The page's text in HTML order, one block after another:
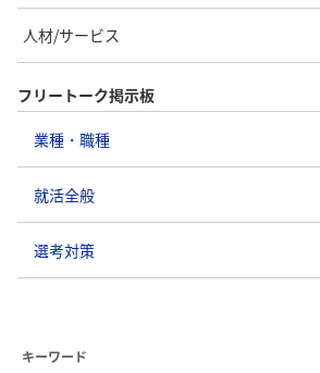
人材/サービス
フリートーク掲示板
業種・職種
就活全般
選考対策
キーワード